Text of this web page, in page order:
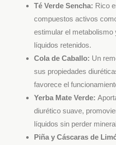
Té Verde Sencha: Rico
compuestos activos
estimular el metabolismo
líquidos retenidos.
Cola de Caballo: Un
sus propiedades
favorece el
Yerba Mate Verde:
diurético suave,
líquidos sin perder
Piña y Cáscaras de